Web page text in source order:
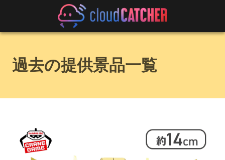
過去の提供景品一覧